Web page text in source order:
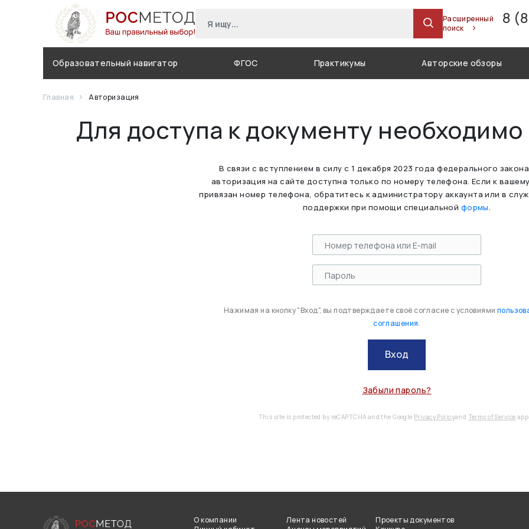
Расширенный
поиск
8
Образовательный навигатор ФГОС Практикумы Авторские обзоры
Главная Авторизация
Для доступа к документу необходимо
В связи с вступлением в силу с 1 декабря 2023 года федерального
авторизация на сайте доступна только по номеру телефона. Если к
привязан номер телефона, обратитесь к администратору аккаунта или в
поддержки при помощи специальной формы.
Нажимая на кнопку "Вход", вы подтверждаете своё согласие с условиями
соглашения.
Вход
Забыли пароль?
This site is protected by reCAPTCHA and the Google Privacy Policyand Terms of Service
О компании
Лента новостей
Проекты документов